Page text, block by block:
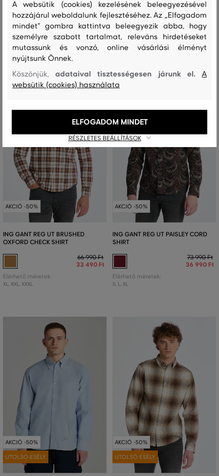
66 990 Ft
33 490 Ft
Elérhető méretek:
66 990 Ft
33 490 Ft
Elérhető méretek:
XXL
AKCIÓ -50%
ING GANT REG UT BRUSHED
OXFORD CHECK SHIRT
66 990 Ft
33 490 Ft
Elérhető méretek:
XL, XXL, XXXL
AKCIÓ -50%
ING GANT REG UT PAISLEY CORD
SHIRT
73 990 Ft
36 990 Ft
Elérhető méretek:
S, L, XL
AKCIÓ -50%
UTOLSÓ ESÉLY
AKCIÓ -50%
UTOLSÓ ESÉLY
A websütik (cookies) kezelésének beleegyezésével
hozzájárul weboldalunk fejlesztéséhez. Az „Elfogadom
mindet" gombra kattintva beleegyezik abba, hogy
személyre szabott tartalmat, releváns hirdetéseket
mutassunk és vonzó, online vásárlási élményt
nyújtsunk Önnek.
Köszönjük,adataival tisztességesen járunk el.A
websütik (cookies) használata
RÉSZLETES BEÁLLÍTÁSOK
ELFOGADOM MINDET